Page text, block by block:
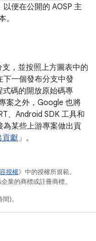
便在公開的 AOSP 主
。
，並按照上方圖表中的
下一個發布分支中發
式碼的開放原始碼專
案之外，Google 也將
、Android SDK 工具和
為某些上游專案做出貢
貢獻 」。
授權》中的授權所規範。
業的商標或註冊商標。
)。